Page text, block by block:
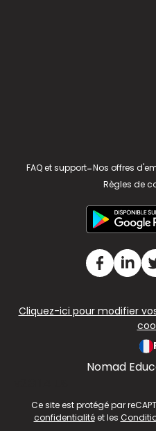
FAQ et support-Nos offres
Règles de
Cliquez-ici pour modifier
Nomad
Ce site est protégé par
confidentialitéet les